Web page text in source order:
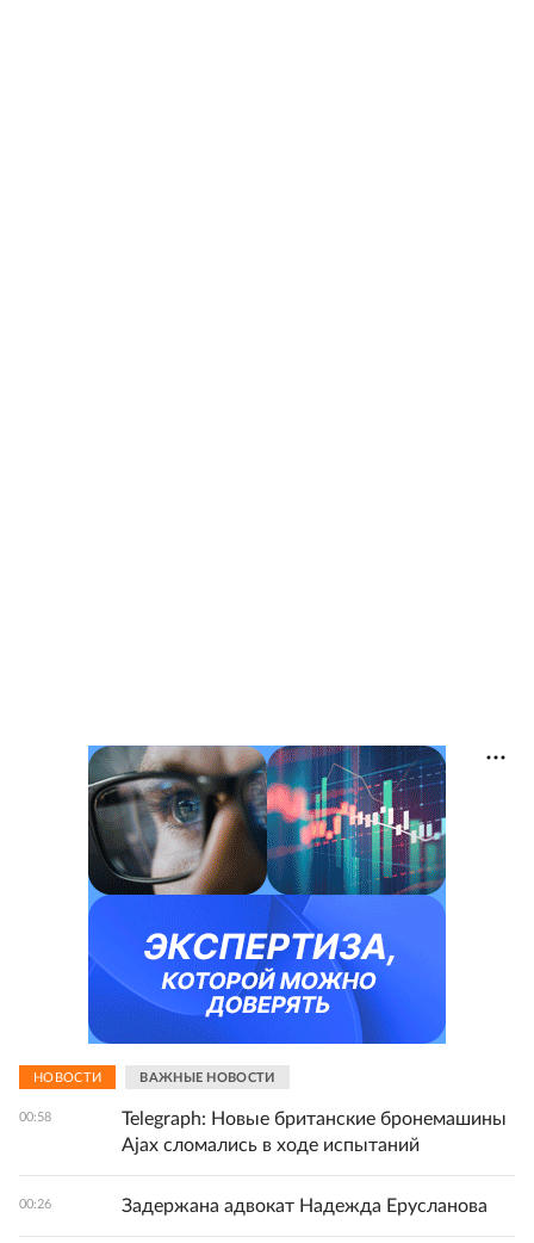
НОВОСТИ ВАЖНЫЕ НОВОСТИ
00:58
Telegraph: Новые британские бронемашины
Ajax сломались в ходе испытаний
00:26 Задержана адвокат Надежда Ерусланова